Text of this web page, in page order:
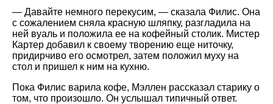
— Давайте немного перекусим, — сказала Филис. Она
с сожалением сняла красную шляпку, разгладила на
ней вуаль и положила ее на кофейный столик. Мистер
Картер добавил к своему творению еще ниточку,
придирчиво его осмотрел, затем положил муху на
стол и пришел к ним на кухню.
Пока Филис варила кофе, Мэллен рассказал старику о
том, что произошло. Он услышал типичный ответ.